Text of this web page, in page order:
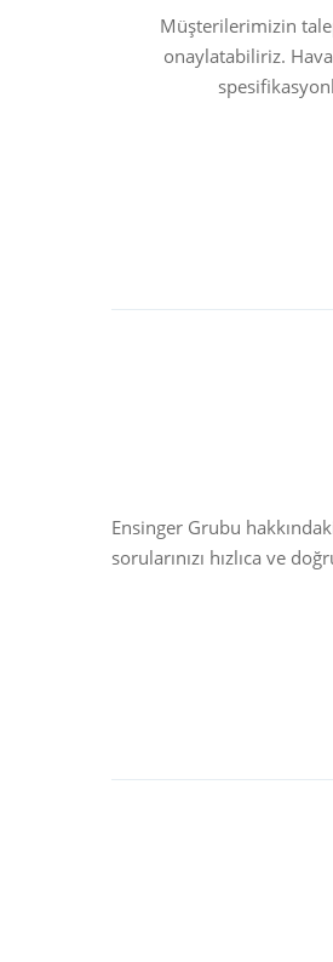
Müşterilerimizin
onaylatabiliriz.
Ensinger Grubu
sorularınızı hızlıca ve